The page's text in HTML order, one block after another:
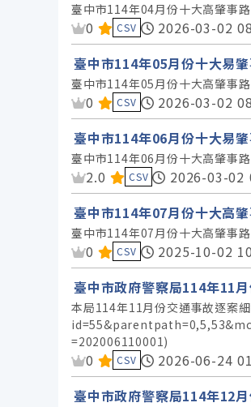
臺中市114年04月份十大高肇事
資料集評分：
0 CSV
2026-03-02
臺中市114年05月份十大易
臺中市114年05月份十大高肇事
資料集評分：
0 CSV
2026-03-02
臺中市114年06月份十大易
臺中市114年06月份十大高肇事
資料集評分：
2.0 CSV
2026-03-02
臺中市114年07月份十大高
臺中市114年07月份十大高肇事
資料集評分：
0 CSV
2025-10-02
臺中市政府警察局114年11
本局114年11月份交通事故逐
=202006110001)
資料集評分：
0 CSV
2026-06-24
臺中市政府警察局114年12